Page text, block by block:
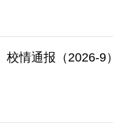
校情通报（2026-9）